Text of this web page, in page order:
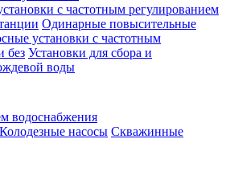
с частотным регулированием
Одинарные повысительные
установки с частотным
без Установки для сбора и
воды
водоснабжения
Колодезные насосы Скважинные